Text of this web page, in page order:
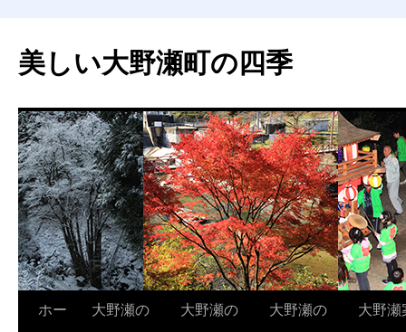
美しい大野瀬町の四季
ホー
大野瀬の
大野瀬の
大野瀬の
大野瀬